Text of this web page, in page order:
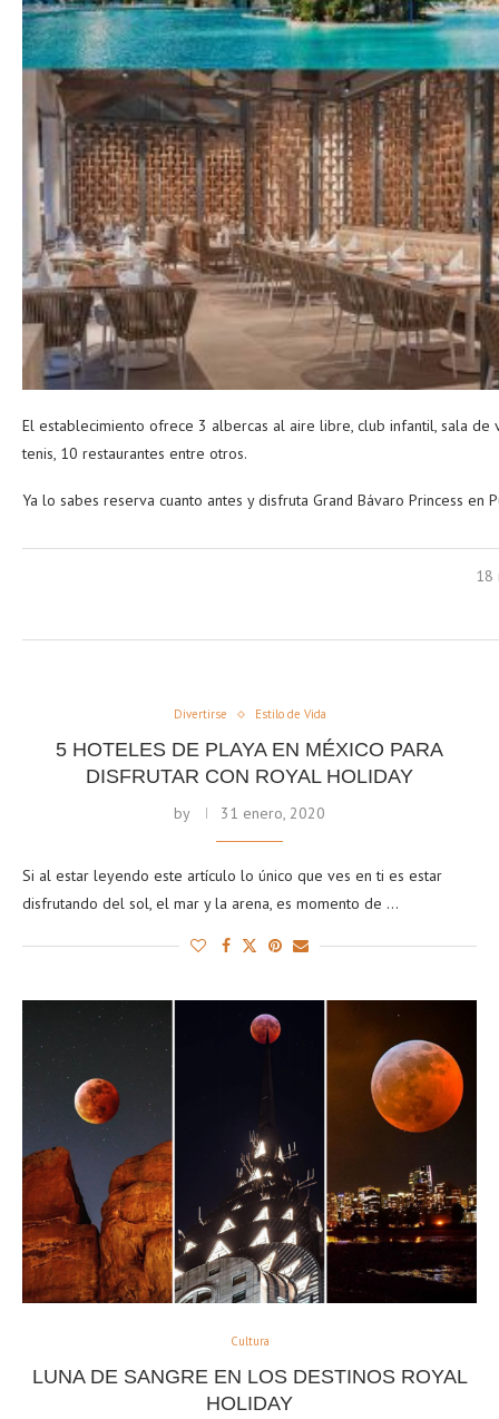
El establecimiento ofrece 3 albercas al aire libre, club infantil, sala de
tenis, 10 restaurantes entre otros.
Ya lo sabes reserva cuanto antes y disfruta Grand Bávaro Princess en
18
Divertirse Estilo de Vida
5 HOTELES DE PLAYA EN MÉXICO PARA
DISFRUTAR CON ROYAL HOLIDAY
by 31 enero, 2020
Si al estar leyendo este artículo lo único que ves en ti es estar
disfrutando del sol, el mar y la arena, es momento de …
Cultura
LUNA DE SANGRE EN LOS DESTINOS ROYAL
HOLIDAY